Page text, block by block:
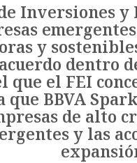
Inversiones
y
dentro
que el FEI
BBVA
de alto
y las